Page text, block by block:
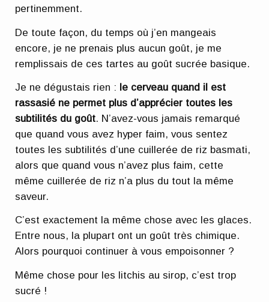
pertinemment.
De toute façon, du temps où j’en mangeais
encore, je ne prenais plus aucun goût, je me
remplissais de ces tartes au goût sucrée basique.
Je ne dégustais rien : le cerveau quand il est
rassasié ne permet plus d’apprécier toutes les
subtilités du goût. N’avez-vous jamais remarqué
que quand vous avez hyper faim, vous sentez
toutes les subtilités d’une cuillerée de riz basmati,
alors que quand vous n’avez plus faim, cette
même cuillerée de riz n’a plus du tout la même
saveur.
C’est exactement la même chose avec les glaces.
Entre nous, la plupart ont un goût très chimique.
Alors pourquoi continuer à vous empoisonner ?
Même chose pour les litchis au sirop, c’est trop
sucré !